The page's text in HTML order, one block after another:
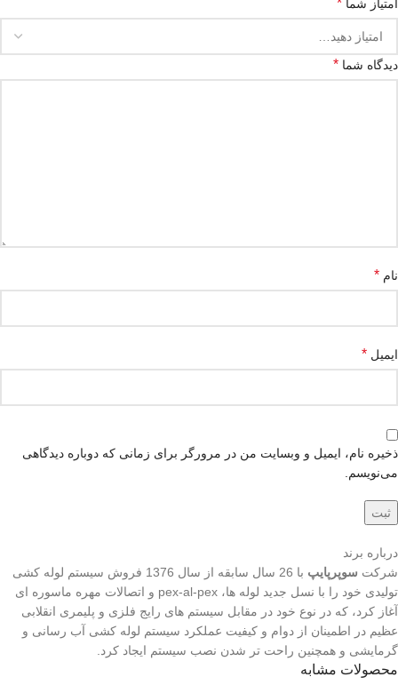
امتیاز شما *
دیدگاه شما *
نام *
ایمیل *
ذخیره نام، ایمیل و وبسایت من در مرورگر برای زمانی که دوباره دیدگاهی
می‌نویسم.
درباره برند
شرکت سوپرپایپ
با 26 سال سابقه از سال 1376 فروش سیستم لوله کشی
تولیدی خود را با نسل جديد لوله ها، pex-al-pex و اتصالات مهره ماسوره ای
آغاز كرد، که در نوع خود در مقابل سیستم های رایج فلزی و پلیمری انقلابی
عظیم در اطمينان از دوام و كيفيت عملكرد سيستم لوله کشی آب رسانی و
گرمایشی و همچنين راحت تر شدن نصب سيستم ايجاد کرد.
محصولات مشابه